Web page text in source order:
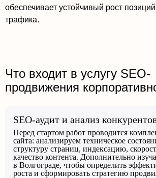
обеспечивает устойчивый рост
трафика.
Что входит в услугу SEO-
продвижения
SEO-аудит и анализ
Перед стартом работ проводится
сайта: анализируем техническое
структуру страниц, индексацию,
качество контента. Дополнительно
в Волгограде, чтобы определить
роста и сформировать стратегию